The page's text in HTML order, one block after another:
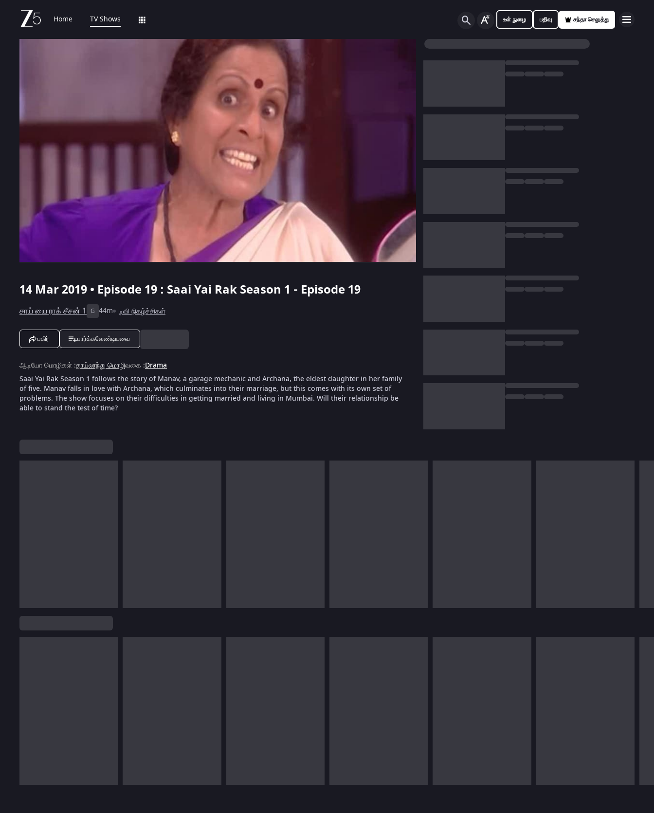
Home TV Shows உள் நுழை பதிவு சந்தா செலுத்து
14 Mar 2019 • Episode 19 : Saai Yai Rak Season 1 - Episode 19
சாய் யை ராக் சீசன் 1 G 44m டிவி நிகழ்ச்சிகள்
பகிர் பார்க்கவேண்டியவை
ஆடியோ மொழிகள் :தாய்லாந்து மொழிவகை :Drama
Saai Yai Rak Season 1 follows the story of Manav, a garage mechanic and Archana, the eldest daughter in her family
of five. Manav falls in love with Archana, which culminates into their marriage, but this comes with its own set of
problems. The show focuses on their difficulties in getting married and living in Mumbai. Will their relationship be
able to stand the test of time?